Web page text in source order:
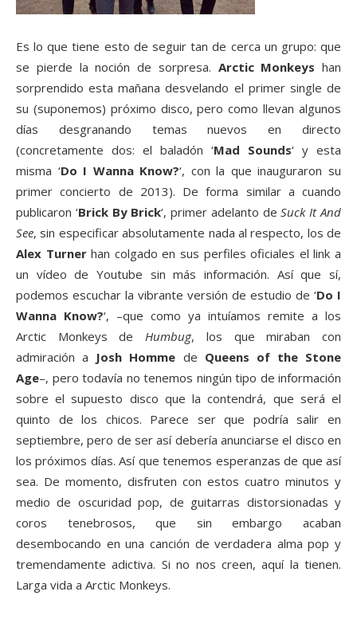
Es lo que tiene esto de seguir tan de cerca un grupo: que
se pierde la noción de sorpresa. Arctic Monkeys han
sorprendido esta mañana desvelando el primer single de
su (suponemos) próximo disco, pero como llevan algunos
días desgranando temas nuevos en directo
(concretamente dos: el baladón ‘Mad Sounds‘ y esta
misma ‘Do I Wanna Know?‘, con la que inauguraron su
primer concierto de 2013). De forma similar a cuando
publicaron ‘Brick By Brick‘, primer adelanto deSuck It And
See, sin especificar absolutamente nada al respecto, los de
Alex Turnerhan colgado en sus perfiles oficiales el link a
un vídeo de Youtube sin más información. Así que sí,
podemos escuchar la vibrante versión de estudio de ‘Do I
Wanna Know?‘, –que como ya intuíamos remite a los
Arctic Monkeys deHumbug, los que miraban con
admiración a Josh Homme de Queens of the Stone
Age–, pero todavía no tenemos ningún tipo de información
sobre el supuesto disco que la contendrá, que será el
quinto de los chicos. Parece ser que podría salir en
septiembre, pero de ser así debería anunciarse el disco en
los próximos días. Así que tenemos esperanzas de que así
sea. De momento, disfruten con estos cuatro minutos y
medio de oscuridad pop, de guitarras distorsionadas y
coros tenebrosos, que sin embargo acaban
desembocando en una canción de verdadera alma pop y
tremendamente adictiva. Si no nos creen, aquí la tienen.
Larga vida a Arctic Monkeys.